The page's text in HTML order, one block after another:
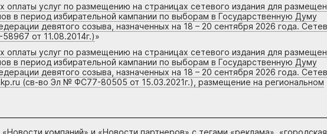
оплаты услуг по размещению на страницах сетевого издания для
в период избирательной кампании по выборам в Государственную Думу
девятого созыва, назначенных на 18 – 20 сентября 2026 года.
от 11.08.2014г.)»
оплаты услуг по размещению на страницах сетевого издания для
в период избирательной кампании по выборам в Государственную Думу
девятого созыва, назначенных на 18 – 20 сентября 2026 года.
(св-во Эл № ФС77-80505 от 15.03.2021г.), размещение на региональном
Новости компаний» и «Новости партнеров» с тегами «реклама», «городская